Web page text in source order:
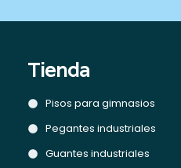
Tienda
Pisos para gimnasios
Pegantes industriales
Guantes industriales